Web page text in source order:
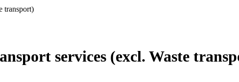
transport)
services (excl. Waste